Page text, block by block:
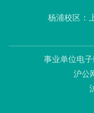
杨浦校区
事业单位电
沪公